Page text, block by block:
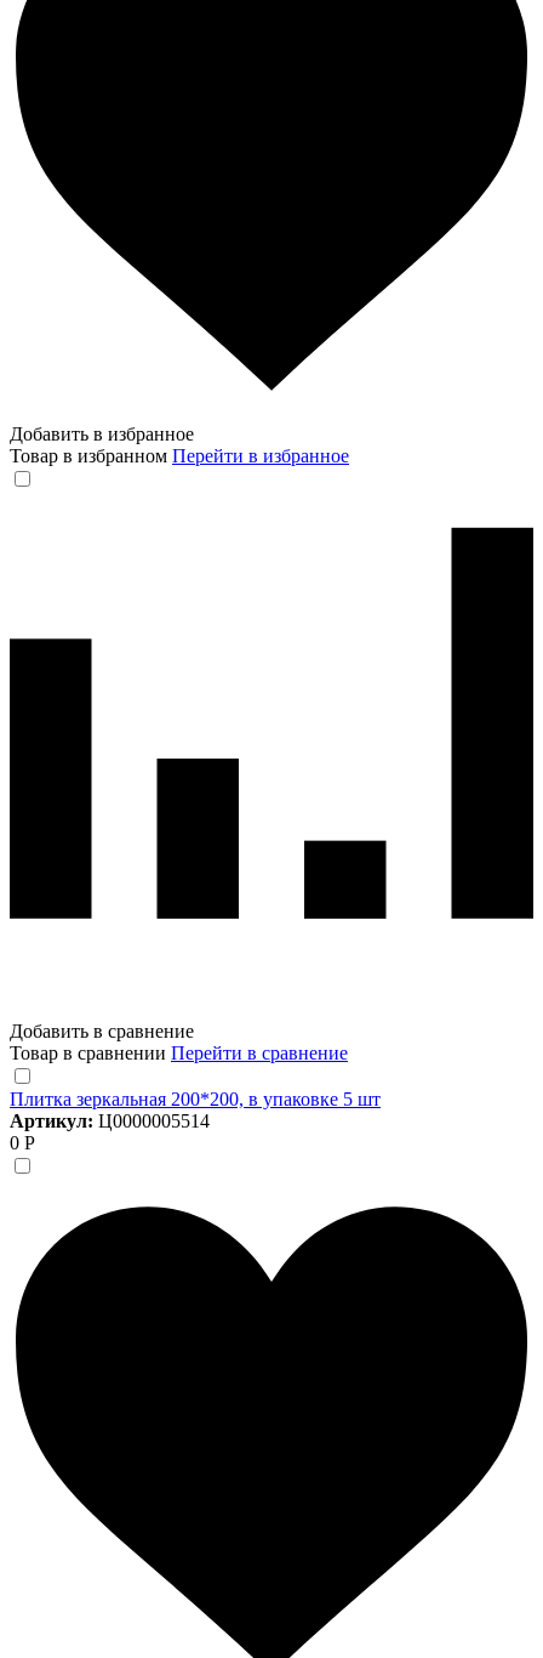
Добавить в избранное
Товар в избранном Перейти в избранное
Добавить в сравнение
Товар в сравнении Перейти в сравнение
Плитка зеркальная 200*200, в упаковке 5 шт
Артикул: Ц0000005514
0 Р